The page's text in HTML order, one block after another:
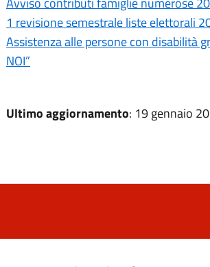
1 revisione semestrale liste elettorali
Assistenza alle persone con disabilità
NOI”
Ultimo aggiornamento: 19 gennaio